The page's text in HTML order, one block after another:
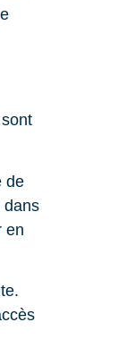
de
dans
en